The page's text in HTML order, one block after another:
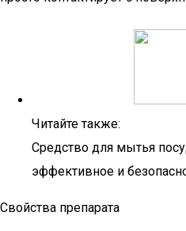
Читайте также:
Средство для мытья
эффективное и
Свойства препарата